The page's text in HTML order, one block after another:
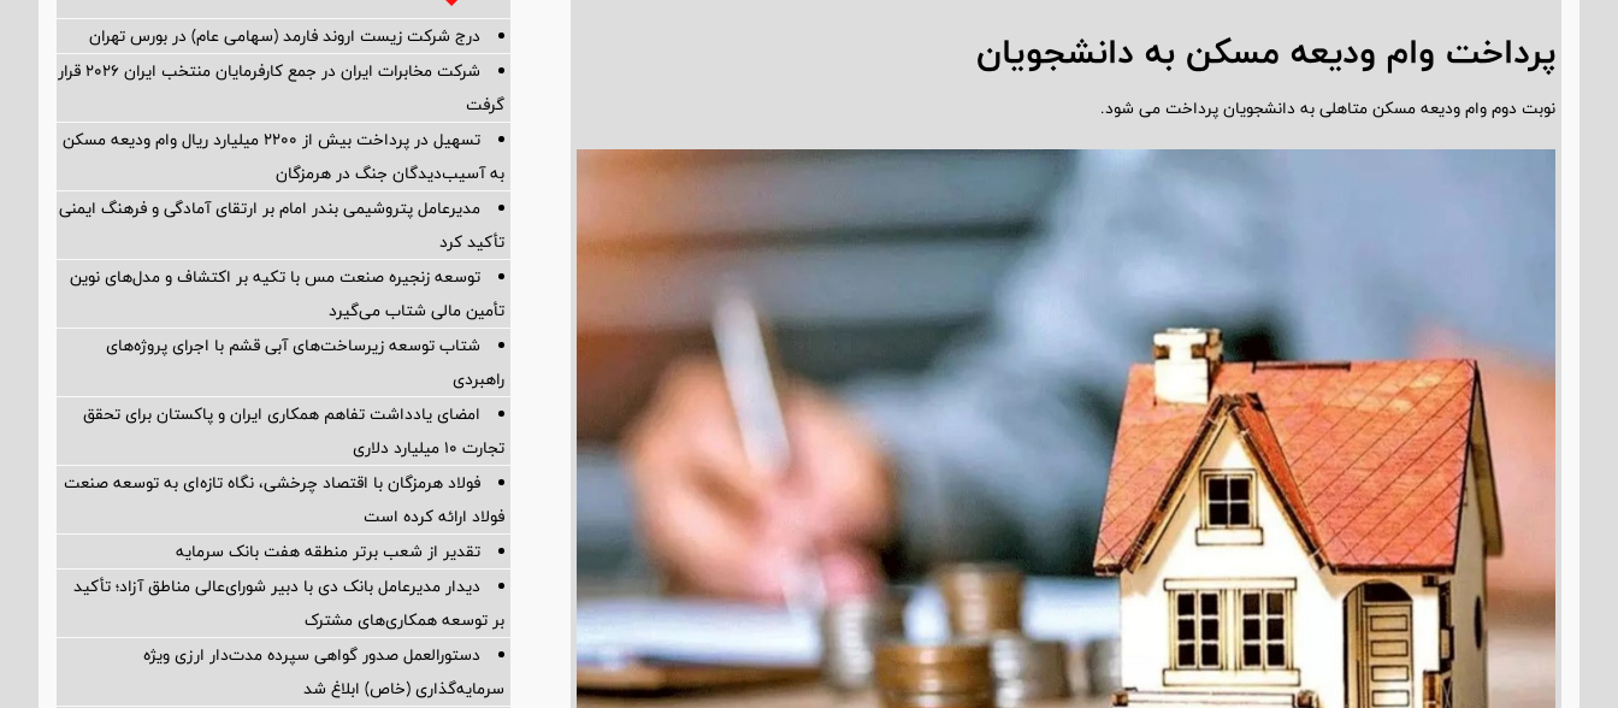
پرداخت وام ودیعه مسکن به دانشجویان
نوبت دوم وام ودیعه مسکن متاهلی به دانشجویان پرداخت می شود.
درج شرکت زیست اروند فارمد (سهامی عام) در بورس تهران
شرکت مخابرات ایران در جمع کارفرمایان منتخب ایران ۲۰۲۶ قرار
گرفت
تسهیل در پرداخت بیش از ۲۲۰۰ میلیارد ریال وام ودیعه مسکن
به آسیب‌دیدگان جنگ در هرمزگان
مدیرعامل پتروشیمی بندر امام بر ارتقای آمادگی و فرهنگ ایمنی
تأکید کرد
توسعه زنجیره صنعت مس با تکیه بر اکتشاف و مدل‌های نوین
تأمین مالی شتاب می‌گیرد
شتاب توسعه زیرساخت‌های آبی قشم با اجرای پروژه‌های
راهبردی
امضای یادداشت تفاهم همکاری ایران و پاکستان برای تحقق
تجارت ۱۰ میلیارد دلاری
فولاد هرمزگان با اقتصاد چرخشی، نگاه تازه‌ای به توسعه صنعت
فولاد ارائه کرده است
تقدیر از شعب برتر منطقه هفت بانک سرمایه
دیدار مدیرعامل بانک دی با دبیر شورای‌عالی مناطق آزاد؛ تأکید
بر توسعه همکاری‌های مشترک
دستورالعمل صدور گواهی سپرده مدت‌دار ارزی ویژه
سرمایه‌گذاری (خاص) ابلاغ شد